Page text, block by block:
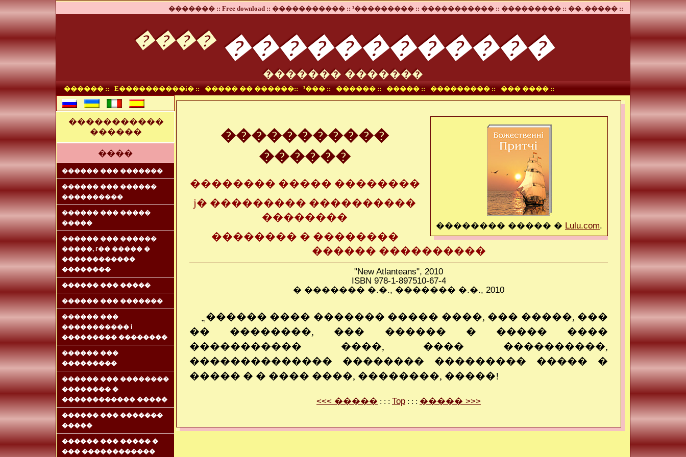
������� :: Free download :: ����������� :: ³��������� :: ����������� :: ��������� :: ��. ����� ::
����������������
������� �������
������ :: E����������i� :: ����� �� ������:: ³��� :: ������ :: ����� :: ��������� :: ��� ���� ::
�����������
������
����
������ ��� �������
������ ��� ������
����������
������ ��� �����
�����
������ ��� ������
�����, г�� ����� �
������������
��������
������ ��� �����
������ ��� �������
������ ���
����������� i
��������� ��������
������ ���
���������
������ ��� ��������
�������� �
������������ �����
������ ��� �������
�����
������ ��� ����� �
��� ������������
�������� ����� � Lulu.com.
�����������
������
�������� ����� ��������
ϳ� ��������� ����������
��������
�������� � ��������
������ ����������
"New Atlanteans", 2010
ISBN 978-1-897510-67-4
� ������� �.�., ������� �.�., 2010
ֳ ������ ���� ������� ����� ����, ��� �����, ���
�� ��������, ��� ������ � ����� ����
����������� ����, ���� ����������,
�������������� �������� ��������� ����� �
����� � � ���� ����, ��������, �����!
<<< ����� : : : Top : : : ����� >>>